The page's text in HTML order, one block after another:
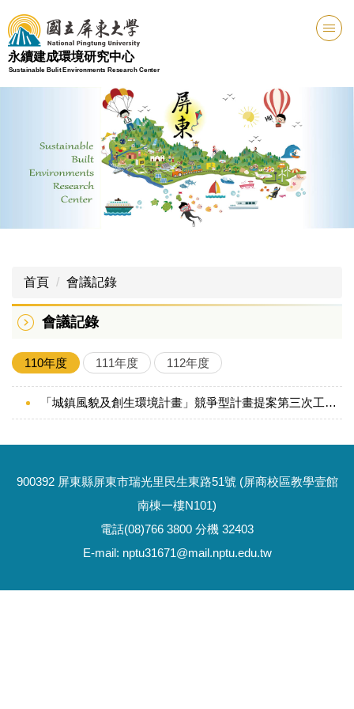
跳
到
主
要
內
永續建成環境研究中心
Sustainable Bulit Environments Research Center
首頁 會議記錄
會議記錄
110年度 111年度 112年度
「城鎮風貌及創生環境計畫」競爭型計畫提案第三次工作坊會議紀錄(屏東縣、雲林縣、嘉義縣)
900392 屏東縣屏東市瑞光里民生東路51號 (屏商校區教學壹館
南棟一樓N101)
電話(08)766 3800 分機 32403
E-mail: nptu31671@mail.nptu.edu.tw